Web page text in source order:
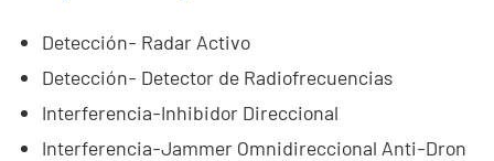
Detección- Radar Activo
Detección- Detector de Radiofrecuencias
Interferencia-Inhibidor Direccional
Interferencia-Jammer Omnidireccional Anti-Dron